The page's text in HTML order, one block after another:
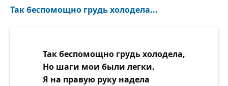
Так беспомощно грудь холодела...
Так беспомощно грудь холодела,
Но шаги мои были легки.
Я на правую руку надела